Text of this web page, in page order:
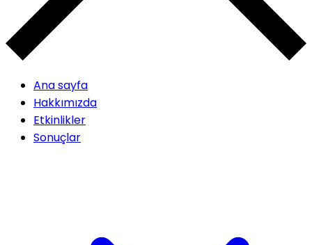
Ana sayfa
Hakkımızda
Etkinlikler
Sonuçlar